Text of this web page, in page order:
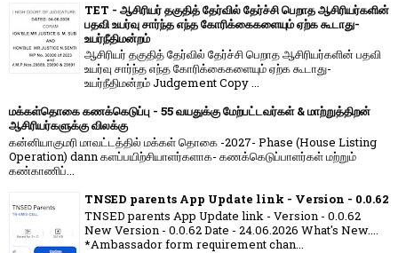
TET - ஆசிரியர் தகுதித் தேர்வில் தேர்ச்சி பெறாத ஆசிரியர்களின்
பதவி உயர்வு சார்ந்த எந்த கோரிக்கைகளையும் ஏற்க கூடாது-
உயர்நீதிமன்றம்
ஆசிரியர் தகுதித் தேர்வில் தேர்ச்சி பெறாத ஆசிரியர்களின் பதவி
உயர்வு சார்ந்த எந்த கோரிக்கைகளையும் ஏற்க கூடாது-
உயர்நீதிமன்றம் Judgement Copy ...
மக்கள்தொகை கணக்கெடுப்பு - 55 வயதுக்கு மேற்பட்டவர்கள் & மாற்றுத்திறன்
ஆசிரியர்களுக்கு விலக்கு
கன்னியாகுமரி மாவட்டத்தில் மக்கள் தொகை -2027- Phase (House Listing
Operation) dann களப்பயிற்சியாளர்களாக- கணக்கெடுப்பாளர்கள் மற்றும்
கண்காணிப்...
TNSED parents App Update link - Version - 0.0.62
TNSED parents App Update link - Version - 0.0.62
New Version - 0.0.62 Date - 24.06.2026 What's New....
*Ambassador form requirement chan...